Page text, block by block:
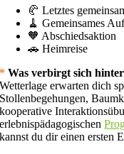
🥐 Letztes
🧹 Gemeinsames
🧡 Abschiedsaktion
🚗 Heimreise
* Was verbirgt sich
Wetterlage erwarten dich
Stollenbegehungen,
kooperative
erlebnispädagogischen
kannst du dir einen ersten